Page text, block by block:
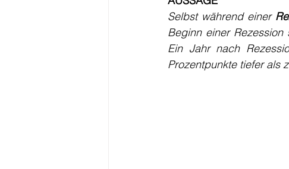
Selbst während einer
Beginn einer
Ein Jahr nach
Prozentpunkte tiefer als